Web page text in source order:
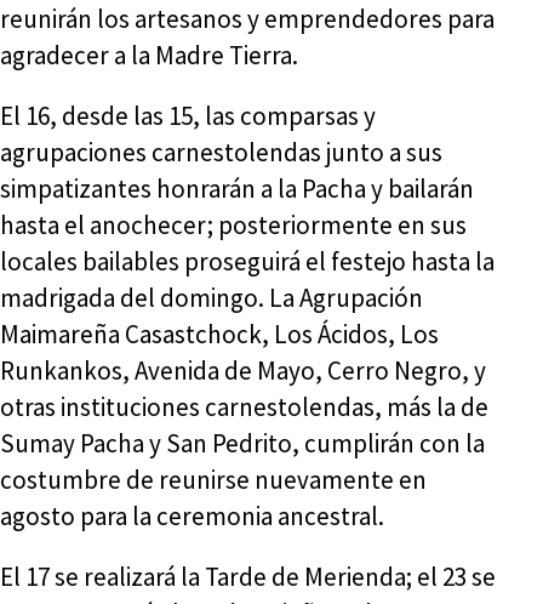
reunirán los artesanos y emprendedores para
agradecer a la Madre Tierra.
El 16, desde las 15, las comparsas y
agrupaciones carnestolendas junto a sus
simpatizantes honrarán a la Pacha y bailarán
hasta el anochecer; posteriormente en sus
locales bailables proseguirá el festejo hasta la
madrigada del domingo. La Agrupación
Maimareña Casastchock, Los Ácidos, Los
Runkankos, Avenida de Mayo, Cerro Negro, y
otras instituciones carnestolendas, más la de
Sumay Pacha y San Pedrito, cumplirán con la
costumbre de reunirse nuevamente en
agosto para la ceremonia ancestral.
El 17 se realizará la Tarde de Merienda; el 23 se